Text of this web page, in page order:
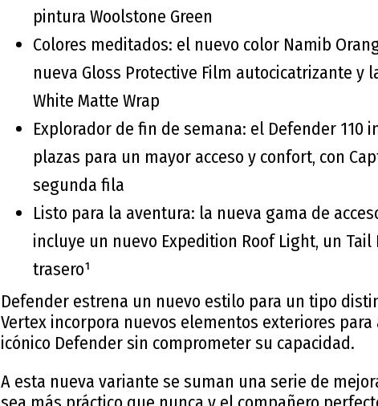
pintura Woolstone Green
Colores meditados: el nuevo color Namib
nueva Gloss Protective Film autocicatrizante y
White Matte Wrap
Explorador de fin de semana: el Defender 110
plazas para un mayor acceso y confort, con
segunda fila
Listo para la aventura: la nueva gama de
incluye un nuevo Expedition Roof Light, un Tail
trasero¹
Defender estrena un nuevo estilo para un tipo
Vertex incorpora nuevos elementos exteriores
icónico Defender sin comprometer su capacidad.
A esta nueva variante se suman una serie de